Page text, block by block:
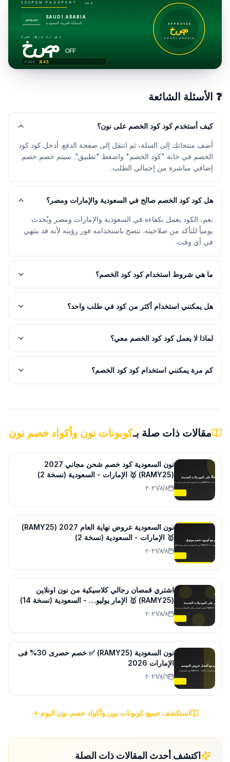
COUPON PASSPORT · نون
لا إله إلا الله
SAUDI ARABIA
المملكة العربية السعودية
خصم فوري من نون
خصم OFF
CODE N45
APPROVED
خصم
SAUDI ARABIA
❓ الأسئلة الشائعة
كيف أستخدم كود كود الخصم على نون؟
أضف منتجاتك إلى السلة، ثم انتقل إلى صفحة الدفع. أدخل كود كود
الخصم في خانة "كود الخصم" واضغط "تطبيق". سيتم خصم خصم
إضافي مباشرة من إجمالي الطلب.
هل كود كود الخصم صالح في السعودية والإمارات ومصر؟
نعم، الكود يعمل بكفاءة في السعودية والإمارات ومصر ويُحدث
يومياً للتأكد من صلاحيته. ننصح باستخدامه فور رؤيته لأنه قد ينتهي
في أي وقت.
ما هي شروط استخدام كود كود الخصم؟
هل يمكنني استخدام أكثر من كود في طلب واحد؟
لماذا لا يعمل كود كود الخصم معي؟
كم مرة يمكنني استخدام كود كود الخصم؟
مقالات ذات صلة بـكوبونات نون وأكواد خصم نون
نون السعودية كود خصم شحن مجاني 2027
(RAMY25) 🥇 الإمارات - السعودية (نسخة 2)
٨‏/٨‏/٢٠٢٦
نون السعودية عروض نهاية العام 2027 (RAMY25)
🥇 الإمارات - السعودية (نسخة 2)
٨‏/٨‏/٢٠٢٦
اشتري قمصان رجالي كلاسيكية من نون اونلاين
(RAMY25) 🥇 الإمار يوليو… - السعودية (نسخة 14)
٨‏/٨‏/٢٠٢٦
نون السعودية (RAMY25) ✅ خصم حصرى 30% فى
الإمارات 2026
٦‏/٨‏/٢٠٢٦
استكشف جميع كوبونات نون وأكواد خصم نون اليوم →
اكتشف أحدث المقالات ذات الصلة